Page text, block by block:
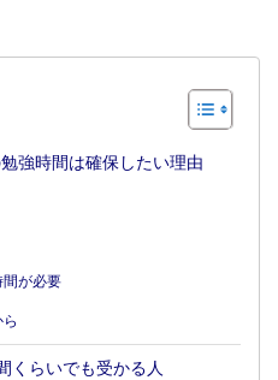
強時間は確保したい理由
が必要
くらいでも受かる人